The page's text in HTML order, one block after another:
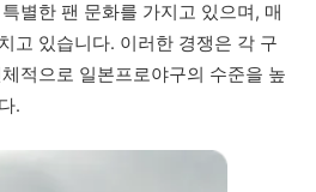
별한 팬 문화를 가지고 있으며, 매
고 있습니다. 이러한 경쟁은 각 구
적으로 일본프로야구의 수준을 높
.